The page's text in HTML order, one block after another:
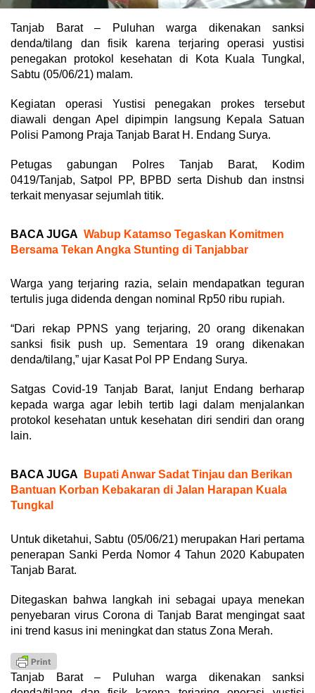
Tanjab Barat – Puluhan warga dikenakan sanksi
denda/tilang dan fisik karena terjaring operasi yustisi
penegakan protokol kesehatan di Kota Kuala Tungkal,
Sabtu (05/06/21) malam.
Kegiatan operasi Yustisi penegakan prokes tersebut
diawali dengan Apel dipimpin langsung Kepala Satuan
Polisi Pamong Praja Tanjab Barat H. Endang Surya.
Petugas gabungan Polres Tanjab Barat, Kodim
0419/Tanjab, Satpol PP, BPBD serta Dishub dan instnsi
terkait menyasar sejumlah titik.
BACA JUGA Wabup Katamso Tegaskan Komitmen
Bersama Tekan Angka Stunting di Tanjabbar
Warga yang terjaring razia, selain mendapatkan teguran
tertulis juga didenda dengan nominal Rp50 ribu rupiah.
“Dari rekap PPNS yang terjaring, 20 orang dikenakan
sanksi fisik push up. Sementara 19 orang dikenakan
denda/tilang,” ujar Kasat Pol PP Endang Surya.
Satgas Covid-19 Tanjab Barat, lanjut Endang berharap
kepada warga agar lebih tertib lagi dalam menjalankan
protokol kesehatan untuk kesehatan diri sendiri dan orang
lain.
BACA JUGA
Bupati Anwar Sadat Tinjau dan Berikan
Bantuan Korban Kebakaran di Jalan Harapan Kuala
Tungkal
Untuk diketahui, Sabtu (05/06/21) merupakan Hari pertama
penerapan Sanki Perda Nomor 4 Tahun 2020 Kabupaten
Tanjab Barat.
Ditegaskan bahwa langkah ini sebagai upaya menekan
penyebaran virus Corona di Tanjab Barat mengingat saat
ini trend kasus ini meningkat dan status Zona Merah.
Tanjab Barat – Puluhan warga dikenakan sanksi